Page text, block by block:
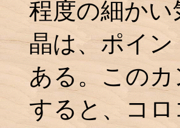
程度の細か
晶は、ポイ
ある。この
すると、コ